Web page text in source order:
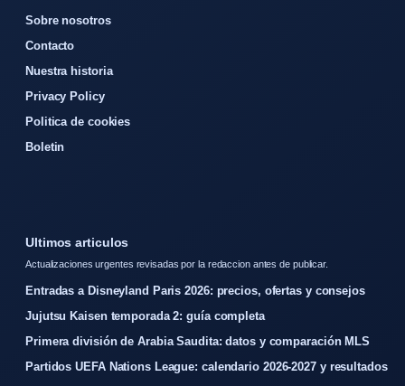
Sobre nosotros
Contacto
Nuestra historia
Privacy Policy
Politica de cookies
Boletin
Ultimos articulos
Actualizaciones urgentes revisadas por la redaccion antes de publicar.
Entradas a Disneyland Paris 2026: precios, ofertas y consejos
Jujutsu Kaisen temporada 2: guía completa
Primera división de Arabia Saudita: datos y comparación MLS
Partidos UEFA Nations League: calendario 2026-2027 y resultados